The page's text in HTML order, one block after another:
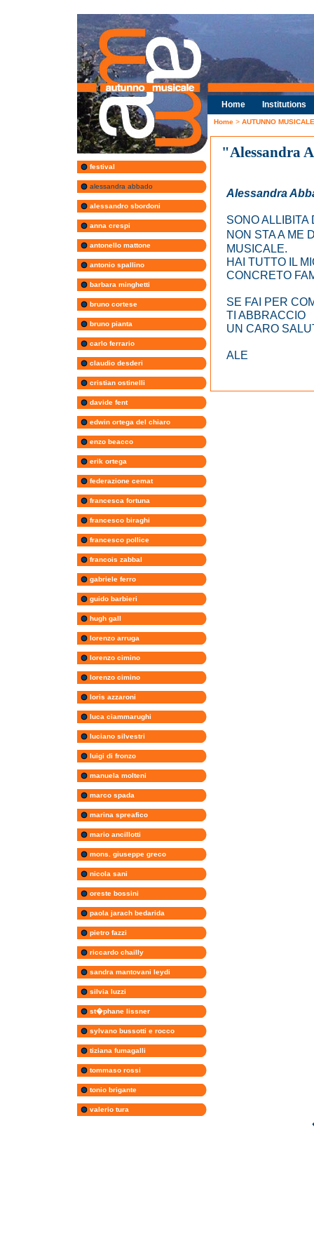
festival
alessandra abbado
alessandro sbordoni
anna crespi
antonello mattone
antonio spallino
barbara minghetti
bruno cortese
bruno pianta
carlo ferrario
claudio desderi
cristian ostinelli
davide fent
edwin ortega del chiaro
enzo beacco
erik ortega
federazione cemat
francesca fortuna
francesco biraghi
francesco pollice
francois zabbal
gabriele ferro
guido barbieri
hugh gall
lorenzo arruga
lorenzo cimino
lorenzo cimino
loris azzaroni
luca ciammarughi
luciano silvestri
luigi di fronzo
manuela molteni
marco spada
marina spreafico
mario ancillotti
mons. giuseppe greco
nicola sani
oreste bossini
paola jarach bedarida
pietro fazzi
riccardo chailly
sandra mantovani leydi
silvia luzzi
st�phane lissner
sylvano bussotti e rocco
tiziana fumagalli
tommaso rossi
tonio brigante
valerio tura
Home Institutions
Home > AUTUNNO
"Alessandra
Alessandra
SONO
NON STA A ME
MUSICALE.
HAI TUTTO IL
CONCRETO
SE FAI PER
TI ABBRACCIO
UN CARO
ALE